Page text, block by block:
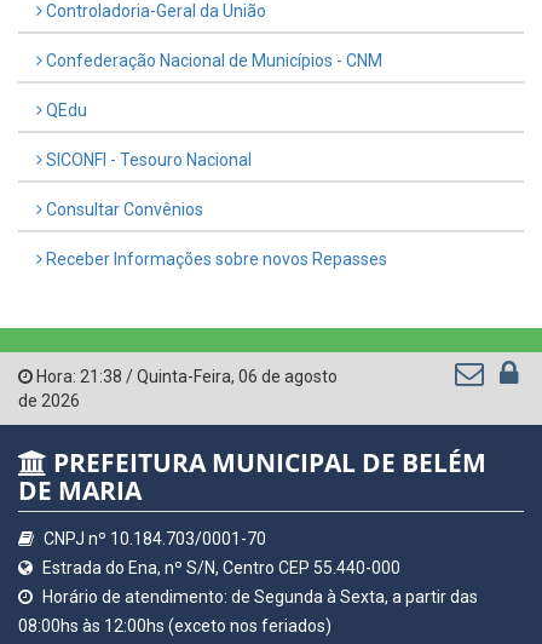
Controladoria-Geral da União
Confederação Nacional de Municípios - CNM
QEdu
SICONFI - Tesouro Nacional
Consultar Convênios
Receber Informações sobre novos Repasses
Hora: 21:38 /Quinta-Feira, 06 de agosto
de 2026
PREFEITURA MUNICIPAL DE BELÉM
DE MARIA
CNPJ nº 10.184.703/0001-70
Estrada do Ena, nº S/N, Centro CEP 55.440-000
Horário de atendimento: de Segunda à Sexta, a partir das
08:00hs às 12:00hs (exceto nos feriados)